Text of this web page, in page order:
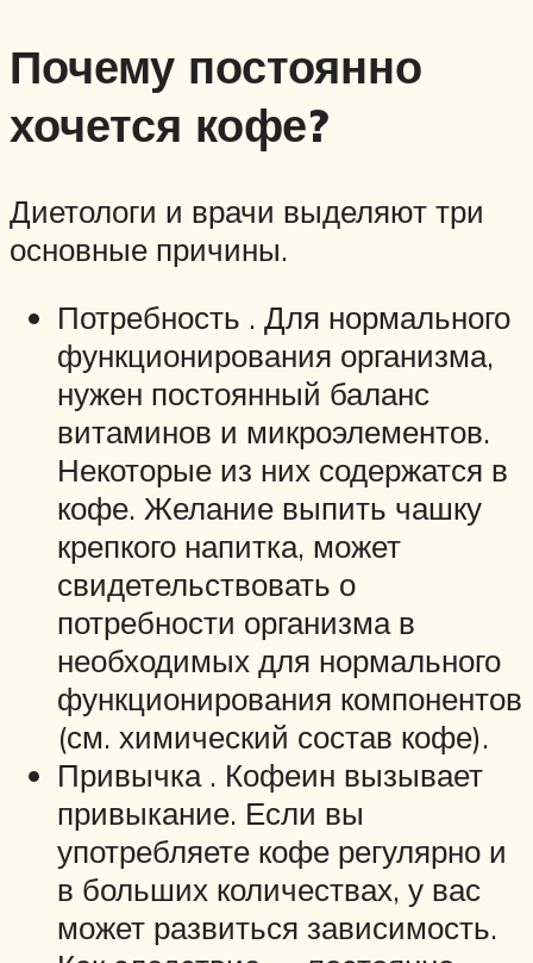
Почему постоянно
хочется кофе?
Диетологи и врачи выделяют три
основные причины.
Потребность . Для нормального
функционирования организма,
нужен постоянный баланс
витаминов и микроэлементов.
Некоторые из них содержатся в
кофе. Желание выпить чашку
крепкого напитка, может
свидетельствовать о
потребности организма в
необходимых для нормального
функционирования компонентов
(см. химический состав кофе).
Привычка . Кофеин вызывает
привыкание. Если вы
употребляете кофе регулярно и
в больших количествах, у вас
может развиться зависимость.